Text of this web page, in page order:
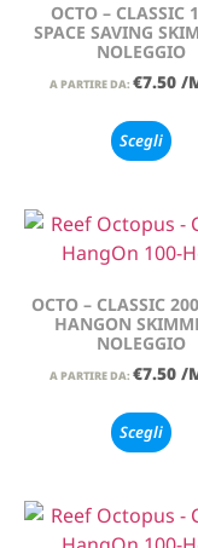
OCTO – CLASSIC
SPACE SAVING
NOLEGGIO
A PARTIRE DA: €7.50 /
Scegli
OCTO – CLASSIC
HANGON
NOLEGGIO
A PARTIRE DA: €7.50 /
Scegli